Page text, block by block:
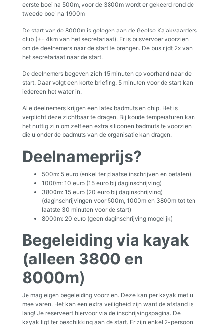
eerste boei na 500m, voor de 3800m wordt er gekeerd rond de
tweede boei na 1900m
De start van de 8000m is gelegen aan de Geelse Kajakvaarders
club (+- 4km van het secretariaat). Er is busvervoer voorzien
om de deelnemers naar de start te brengen. De bus rijdt 2x van
het secretariaat naar de start.
De deelnemers begeven zich 15 minuten op voorhand naar de
start. Daar volgt een korte briefing. 5 minuten voor de start kan
iedereen het water in.
Alle deelnemers krijgen een latex badmuts en chip. Het is
verplicht deze zichtbaar te dragen. Bij koude temperaturen kan
het nuttig zijn om zelf een extra siliconen badmuts te voorzien
die u onder de badmuts van de organisatie kan dragen.
Deelnameprijs?
500m: 5 euro (enkel ter plaatse inschrijven en betalen)
1000m: 10 euro (15 euro bij daginschrijving)
3800m: 15 euro (20 euro bij daginschrijving)
(daginschrijvingen voor 500m, 1000m en 3800m tot ten
laatste 30 minuten voor de start)
8000m: 20 euro (geen daginschrijving mogelijk)
Begeleiding via kayak
(alleen 3800 en
8000m)
Je mag eigen begeleiding voorzien. Deze kan per kayak met u
mee varen. Het kan een extra veiligheid zijn want de afstand is
lang! Je reserveert hiervoor via de inschrijvingspagina. De
kayak ligt ter beschikking aan de start. Er zijn enkel 2-persoon